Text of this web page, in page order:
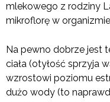
mlekowego z rodziny
mikroflorę w
Na pewno dobrze jest
ciała (otyłość sprzyja
wzrostowi poziomu
dużo wody (to